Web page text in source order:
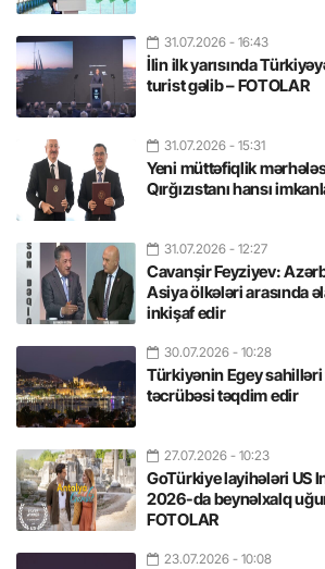
31.07.2026 - 16:43
İlin ilk yarısında
turist gəlib – FOTOLAR
31.07.2026 - 15:31
Yeni müttəfiqlik
Qırğızıstanı hansı
31.07.2026 - 12:27
Cavanşir Feyziyev:
Asiya ölkələri arasında
inkişaf edir
30.07.2026 - 10:28
Türkiyənin Egey
təcrübəsi təqdim edir
27.07.2026 - 10:23
GoTürkiye layihələri US
2026-da beynəlxalq
FOTOLAR
23.07.2026 - 10:08